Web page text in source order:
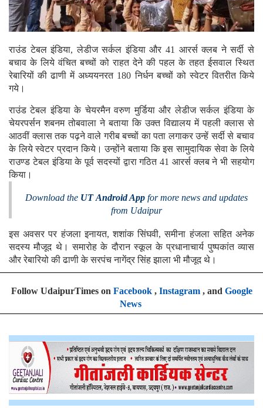
राउंड टेबल इंडिया, लेडीज सर्कल इंडिया और 41 आरर्स क्लब ने सर्दी से
बचाव के लिये वंचित बच्चों को राहत देने की पहल के तहत ईसवाल स्थित
रेबारियों की ढाणी में अध्ययनरत 180 निर्धन बच्चों को स्वेटर वितरीत किये
गये।
राउंड टेबल इंडिया के चेयरमैन वरुण मुर्डिया और लेडीज सर्कल इंडिया के
चेयरपर्सन शबनम तोबवाला ने बताया कि उक्त विद्यालय में पहली क्लास से
आठवीं क्लास तक पढ़ने वाले गरीब बच्चों का पता लगाकर उन्हें सर्दी से बचाव
के लिये स्वेटर प्रदान किये। उन्होंने बताया कि इस सामुदायिक सेवा के लिये
राउण्ड टेबल इंडिया के पूर्व सदस्यों द्वारा गठित 41 आरर्स क्लब ने भी सहयोग
किया।
Download the UT Android App for more news and updates
from Udaipur
इस अवसर पर हंजला इनायत, शशांक सिंघवी, समीना हंजला सहित अनेक
सदस्य मौजूद थे। समारोह के दौरान स्कूल के प्रधानाचार्य पुष्पकांत व्यास
और रेबारियो की ढाणी के सरपंच नागेंद्र सिंह झाला भी मौजूद थे।
Follow UdaipurTimes on Facebook, Instagram, and Google
News